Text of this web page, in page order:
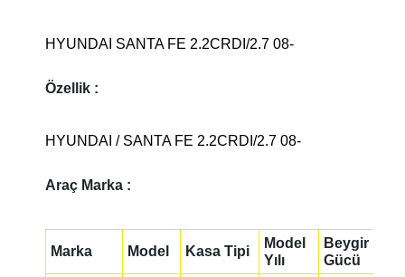
HYUNDAI SANTA FE 2.2CRDI/2.7 08-
Özellik :
HYUNDAI / SANTA FE 2.2CRDI/2.7 08-
Araç Marka :
Marka Model Kasa Tipi
Model
Yılı
Beygir
Gücü